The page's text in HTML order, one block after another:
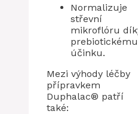
Normalizuje
střevní
mikroflóru
prebiotickému
účinku.
Mezi výhody léčby
přípravkem
Duphalac® patří
také: